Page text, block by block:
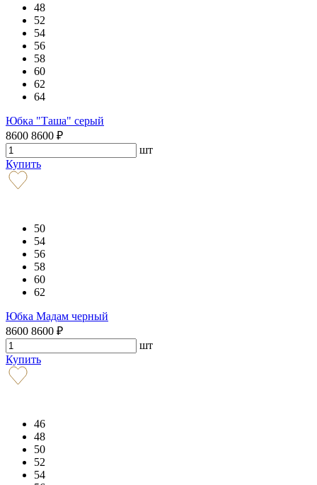
48
52
54
56
58
60
62
64
Юбка "Таша" серый
8600 8600 ₽
шт
Купить
50
54
56
58
60
62
Юбка Мадам черный
8600 8600 ₽
шт
Купить
46
48
50
52
54